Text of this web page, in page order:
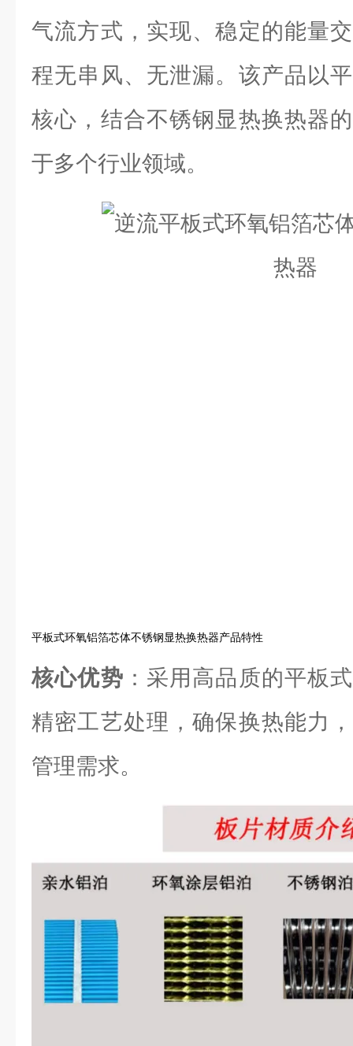
气流方式，实现、稳定的能量
程无串风、无泄漏。该产品以
核心，结合不锈钢显热换热器
于多个行业领域。
平板式环氧铝箔芯体不锈钢显热换热器产品特性
核心优势 ：采用高品质的平板
精密工艺处理，确保换热能力
管理需求。